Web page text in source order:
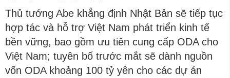
Thủ tướng Abe khẳng định Nhật Bản sẽ tiếp tục
hợp tác và hỗ trợ Việt Nam phát triển kinh tế
bền vững, bao gồm ưu tiên cung cấp ODA cho
Việt Nam; tuyên bố trước mắt sẽ dành nguồn
vốn ODA khoảng 100 tỷ yên cho các dự án